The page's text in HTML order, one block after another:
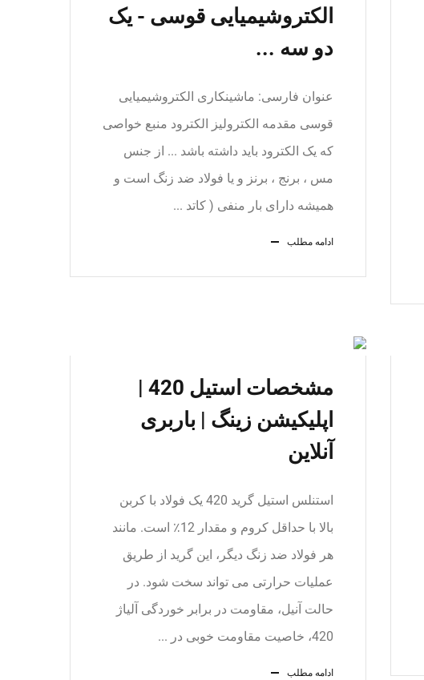
الکتروشیمیایی قوسی - یک
دو سه ...
عنوان فارسی: ماشینکاری الکتروشیمیایی
قوسی مقدمه الکترولیز الکترود منبع خواصی
که یک الکترود باید داشته باشد ... از جنس
مس ، برنج ، برنز و یا فولاد ضد زنگ است و
همیشه دارای بار منفی ( کاتد ...
ادامه مطلب
مشخصات استیل 420 |
اپلیکیشن زینگ | باربری
آنلاین
استنلس استیل گرید 420 یک فولاد با کربن
بالا با حداقل کروم و مقدار 12٪ است. مانند
هر فولاد ضد زنگ دیگر، این گرید از طریق
عملیات حرارتی می تواند سخت شود. در
حالت آنیل، مقاومت در برابر خوردگی آلیاژ
420، خاصیت مقاومت خوبی در ...
ادامه مطلب